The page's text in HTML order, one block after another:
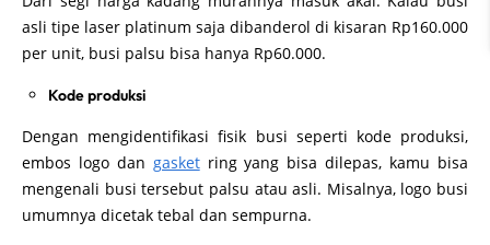
asli tipe laser platinum saja dibanderol di kisaran Rp160.000
per unit, busi palsu bisa hanya Rp60.000.
Kode produksi
Dengan mengidentifikasi fisik busi seperti kode produksi,
embos logo dan gasketring yang bisa dilepas, kamu bisa
mengenali busi tersebut palsu atau asli. Misalnya, logo busi
umumnya dicetak tebal dan sempurna.